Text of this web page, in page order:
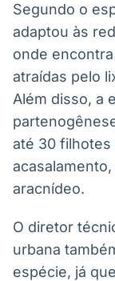
Segundo o
adaptou às
onde
atraídas pelo
Além disso, a
até 30 filhotes
aracnídeo.
O diretor
urbana
espécie, já